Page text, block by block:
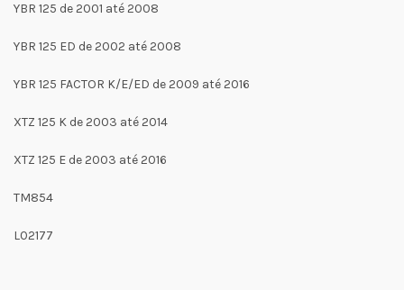
YBR 125 de 2001 até 2008
YBR 125 ED de 2002 até 2008
YBR 125 FACTOR K/E/ED de 2009 até 2016
XTZ 125 K de 2003 até 2014
XTZ 125 E de 2003 até 2016
TM854
L02177